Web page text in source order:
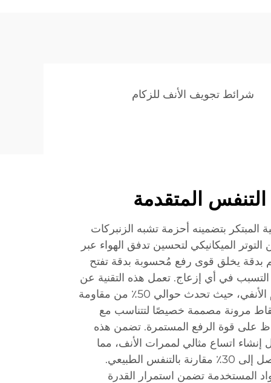
شرائط تجويف الأنف للزكام
المتقدمة
المبتكر بتضمينه أحزمة تشبه الزنبركات
الميكانيكي لتحسين تدفق الهواء عبر
بدقة يخلق قوى رفع مُحسوبة بدقة تفتح
في أي إزعاج. تعمل هذه التقنية عن
طريق استهداف منطقة الصمام الأنفي، حيث تحدث حوالي 50٪ من مقاومة
مرونة مصممة خصيصًا لتتناسب مع
على قوة الرفع المستمرة. تضمن هذه
إنشاء اتساع مثالي لممرات الأنف، مما
يسمح بتدفق هواء يزيد بنسبة تصل إلى 30٪ مقارنة بالتنفس الطبيعي.
المستخدمة تضمن استمرار القدرة